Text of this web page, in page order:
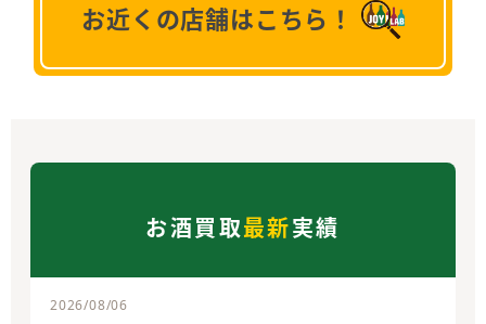
お近くの店舗はこちら！
お酒買取最新実績
2026/08/06